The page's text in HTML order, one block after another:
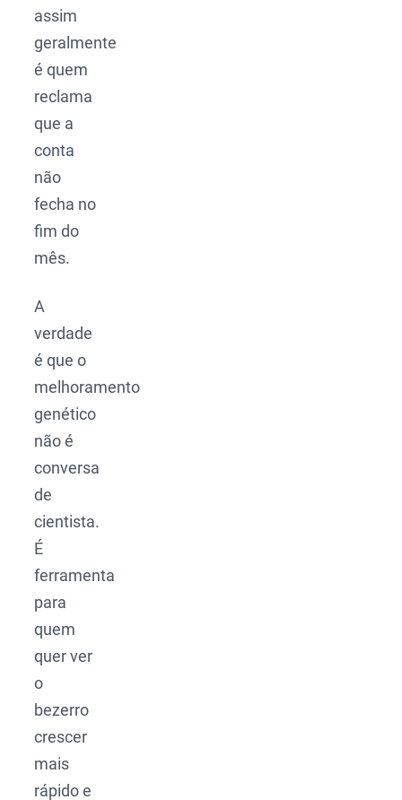
assim
geralmente
é quem
reclama
que a
conta
não
fecha no
fim do
mês.
A
verdade
é que o
melhoramento
genético
não é
conversa
de
cientista.
É
ferramenta
para
quem
quer ver
o
bezerro
crescer
mais
rápido e